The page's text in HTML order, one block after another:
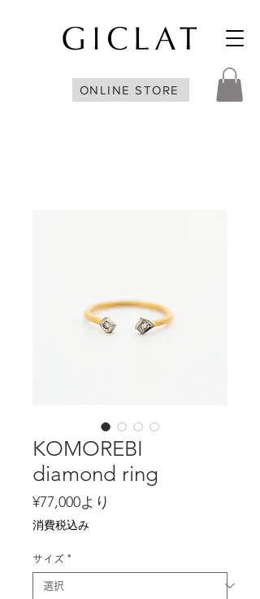
ONLINE STORE
KOMOREBI
diamond ring
¥77,000より
格
消費税込み
サイズ *